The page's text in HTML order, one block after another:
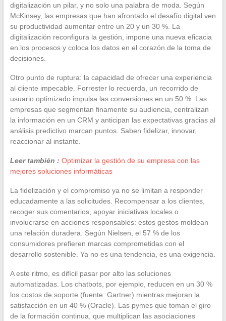
digitalización un pilar, y no solo una palabra de moda. Según
McKinsey, las empresas que han afrontado el desafío digital ven
su productividad aumentar entre un 20 y un 30 %. La
digitalización reconfigura la gestión, impone una nueva eficacia
en los procesos y coloca los datos en el corazón de la toma de
decisiones.
Otro punto de ruptura: la capacidad de ofrecer una experiencia
al cliente impecable. Forrester lo recuerda, un recorrido de
usuario optimizado impulsa las conversiones en un 50 %. Las
empresas que segmentan finamente su audiencia, centralizan
la información en un CRM y anticipan las expectativas gracias al
análisis predictivo marcan puntos. Saben fidelizar, innovar,
reaccionar al instante.
Leer también : Optimizar la gestión de su empresa con las
mejores soluciones informáticas
La fidelización y el compromiso ya no se limitan a responder
educadamente a las solicitudes. Recompensar a los clientes,
recoger sus comentarios, apoyar iniciativas locales o
involucrarse en acciones responsables: estos gestos moldean
una relación duradera. Según Nielsen, el 57 % de los
consumidores prefieren marcas comprometidas con el
desarrollo sostenible. Ya no es una tendencia, es una exigencia.
A este ritmo, es difícil pasar por alto las soluciones
automatizadas. Los chatbots, por ejemplo, reducen en un 30 %
los costos de soporte (fuente: Gartner) mientras mejoran la
satisfacción en un 40 % (Oracle). Las pymes que toman el giro
de la formación continua, que multiplican las asociaciones